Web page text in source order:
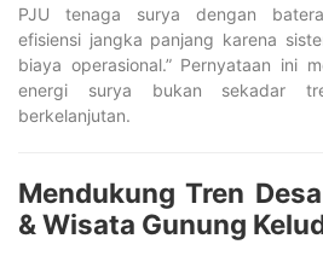
PJU tenaga surya dengan
efisiensi jangka panjang karena
biaya operasional.” Pernyataan ini
energi surya bukan sekadar
berkelanjutan.
Mendukung Tren
& Wisata Gunung